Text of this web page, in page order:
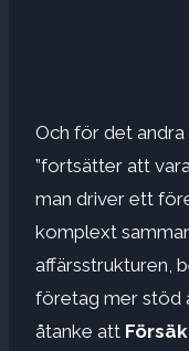
Och för det
”fortsätter att
man driver ett
komplext
affärsstrukturen,
företag mer stöd
åtanke att